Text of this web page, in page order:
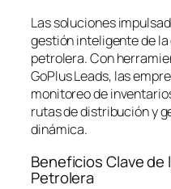
Las soluciones
gestión inteligente de
petrolera. Con
GoPlus Leads, las
monitoreo de
rutas de distribución y
dinámica.
Beneficios Clave de
Petrolera